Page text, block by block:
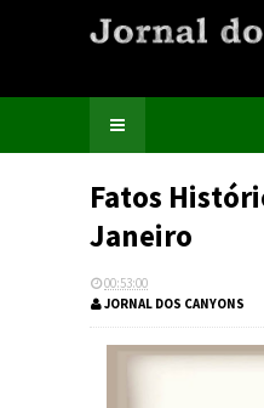
Fatos
Janeiro
00:53:00
JORNAL DOS CANYONS